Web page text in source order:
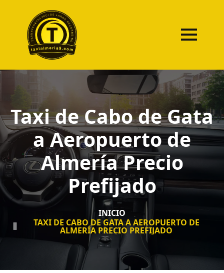
Taxi de Cabo de Gata
a Aeropuerto de
Almería Precio
Prefijado
INICIO
TAXI DE CABO DE GATA A AEROPUERTO DE
ALMERÍA PRECIO PREFIJADO